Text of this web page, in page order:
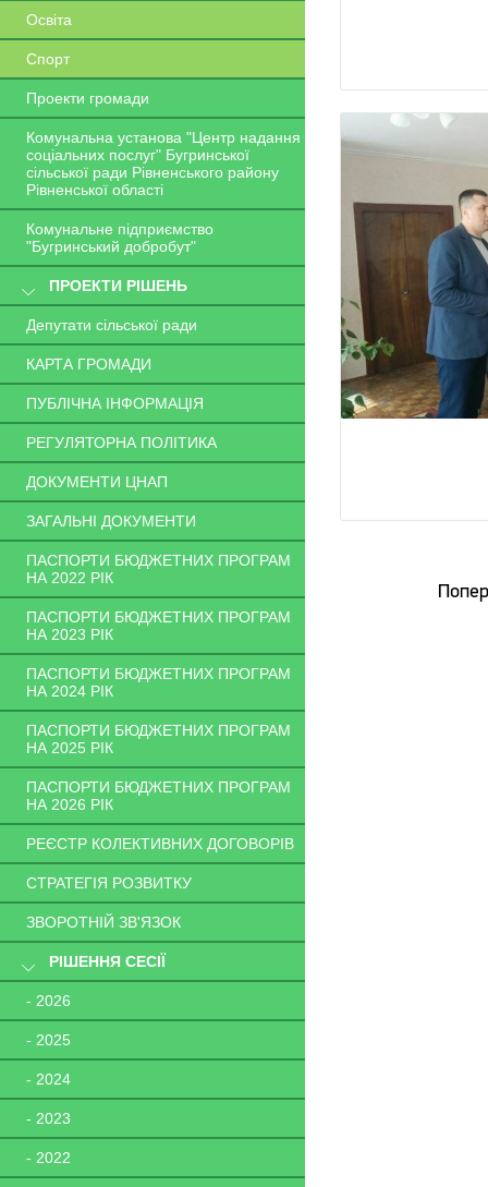
Освіта
Спорт
Проекти громади
Комунальна установа "Центр надання
соціальних послуг" Бугринської
сільської ради Рівненського району
Рівненської області
Комунальне підприємство
"Бугринський добробут"
ПРОЕКТИ РІШЕНЬ
Депутати сільської ради
КАРТА ГРОМАДИ
ПУБЛІЧНА ІНФОРМАЦІЯ
РЕГУЛЯТОРНА ПОЛІТИКА
ДОКУМЕНТИ ЦНАП
ЗАГАЛЬНІ ДОКУМЕНТИ
ПАСПОРТИ БЮДЖЕТНИХ ПРОГРАМ
НА 2022 РІК
ПАСПОРТИ БЮДЖЕТНИХ ПРОГРАМ
НА 2023 РІК
ПАСПОРТИ БЮДЖЕТНИХ ПРОГРАМ
НА 2024 РІК
ПАСПОРТИ БЮДЖЕТНИХ ПРОГРАМ
НА 2025 РІК
ПАСПОРТИ БЮДЖЕТНИХ ПРОГРАМ
НА 2026 РІК
РЕЄСТР КОЛЕКТИВНИХ ДОГОВОРІВ
СТРАТЕГІЯ РОЗВИТКУ
ЗВОРОТНІЙ ЗВ'ЯЗОК
РІШЕННЯ СЕСІЇ
- 2026
- 2025
- 2024
- 2023
- 2022